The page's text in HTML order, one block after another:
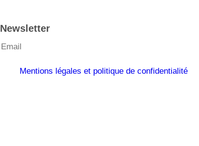
Newsletter
Mentions légales et politique de confidentialité